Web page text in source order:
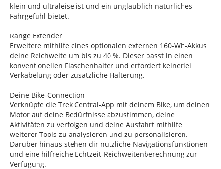
klein und ultraleise ist und ein unglaublich natürliches
Fahrgefühl bietet.
Range Extender
Erweitere mithilfe eines optionalen externen 160-Wh-Akkus
deine Reichweite um bis zu 40 %. Dieser passt in einen
konventionellen Flaschenhalter und erfordert keinerlei
Verkabelung oder zusätzliche Halterung.
Deine Bike-Connection
Verknüpfe die Trek Central-App mit deinem Bike, um deinen
Motor auf deine Bedürfnisse abzustimmen, deine
Aktivitäten zu verfolgen und deine Ausfahrt mithilfe
weiterer Tools zu analysieren und zu personalisieren.
Darüber hinaus stehen dir nützliche Navigationsfunktionen
und eine hilfreiche Echtzeit-Reichweitenberechnung zur
Verfügung.